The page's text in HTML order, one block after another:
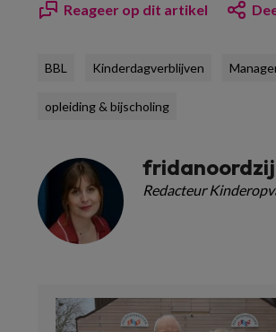
Reageer op dit artikel
BBL Kinderdagverblijven
opleiding & bijscholing
fridanoordzij
Redacteur